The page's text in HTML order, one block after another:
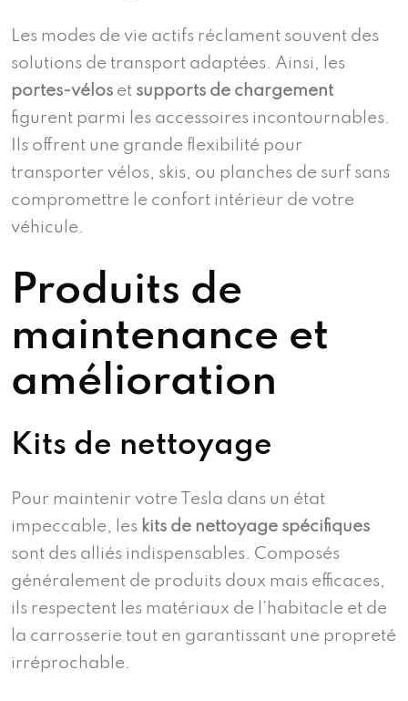
Les modes de vie actifs réclament souvent des
solutions de transport adaptées. Ainsi, les
portes-vélos et supports de chargement
figurent parmi les accessoires incontournables.
Ils offrent une grande flexibilité pour
transporter vélos, skis, ou planches de surf sans
compromettre le confort intérieur de votre
véhicule.
Produits de
maintenance et
amélioration
Kits de nettoyage
Pour maintenir votre Tesla dans un état
impeccable, les kits de nettoyage spécifiques
sont des alliés indispensables. Composés
généralement de produits doux mais efficaces,
ils respectent les matériaux de l’habitacle et de
la carrosserie tout en garantissant une propreté
irréprochable.